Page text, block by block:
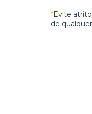
*Evite
de